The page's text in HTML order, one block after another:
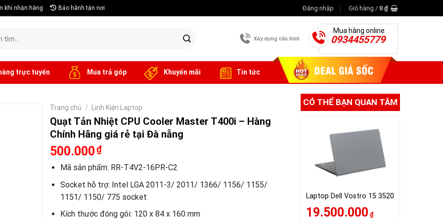
khi nhận hàng Bảo hành tận nơi Đăng nhập Giỏ hàng / 0 ₫
Xây dựng cấu hình
Mua hàng online
0934455779
trực tuyến Mua trả góp Khuyến mãi Tin tức
CÓ THỂ BẠN QUAN TÂM
Laptop Dell Vostro 15 3520
19.500.000 ₫
Trang chủ / Linh Kiện Laptop
Quạt Tản Nhiệt CPU Cooler Master T400i – Hàng
Chính Hãng giá rẻ tại Đà nẵng
500.000₫
Mã sản phẩm: RR-T4V2-16PR-C2
Socket hỗ trợ: Intel LGA 2011-3/ 2011/ 1366/ 1156/ 1155/
1151/ 1150/ 775 socket
Kích thước đóng gói: 120 x 84 x 160 mm